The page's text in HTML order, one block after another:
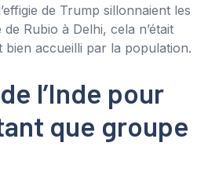
de Trump sillonnaient les
Rubio à Delhi, cela n’était
bien accueilli par la population.
l’Inde pour
que groupe